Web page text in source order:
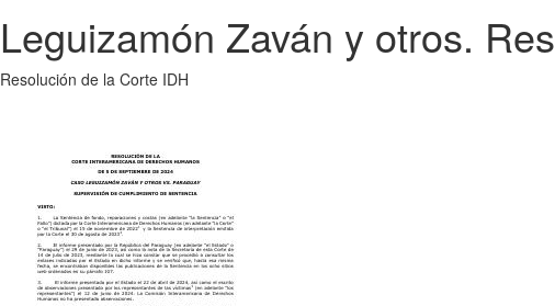
Leguizamón Zaván y otros.
Resolución de la Corte IDH